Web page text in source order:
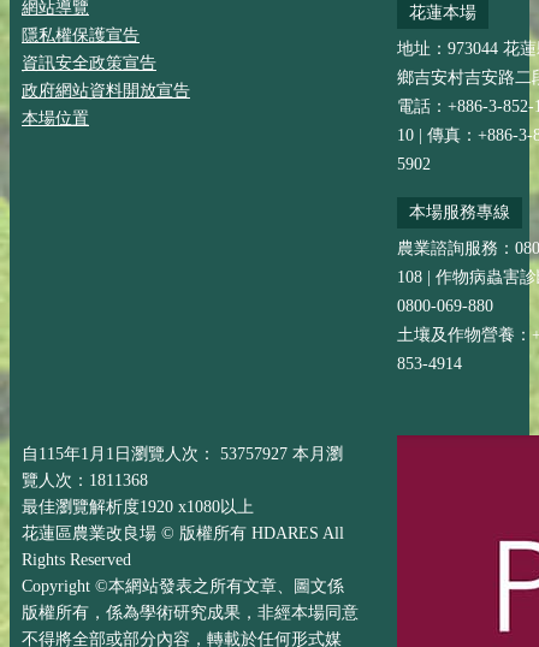
網站導覽
隱私權保護宣告
資訊安全政策宣告
政府網站資料開放宣告
本場位置
花蓮本場
地址：973044 花
鄉吉安村吉安路二
電話：+886-3-852-
10 | 傳真：+886-3-
5902
本場服務專線
農業諮詢服務：
108 | 作物病蟲害
0800-069-880
土壤及作物營養：
853-4914
自115年1月1日瀏覽人次： 53757927 本月瀏
覽人次：1811368
最佳瀏覽解析度1920 x1080以上
花蓮區農業改良場 © 版權所有 HDARES All
Rights Reserved
Copyright ©本網站發表之所有文章、圖文係
版權所有，係為學術研究成果，非經本場同意
不得將全部或部分內容，轉載於任何形式媒